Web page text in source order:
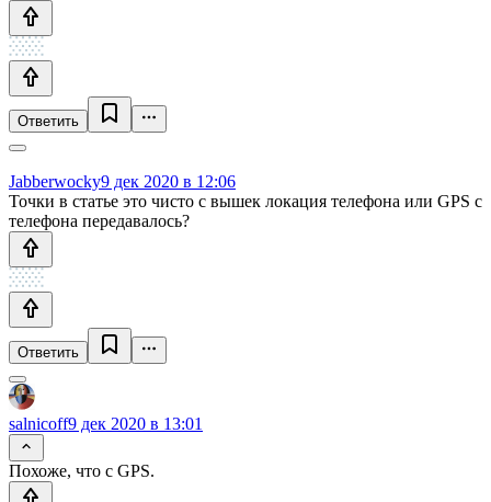
Ответить
Jabberwocky9 дек 2020 в 12:06
Точки в статье это чисто с вышек локация телефона или GPS с
телефона передавалось?
Ответить
salnicoff9 дек 2020 в 13:01
Похоже, что с GPS.